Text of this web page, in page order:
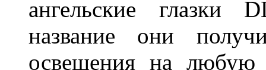
ангельские глазки
название они
освещения на любую